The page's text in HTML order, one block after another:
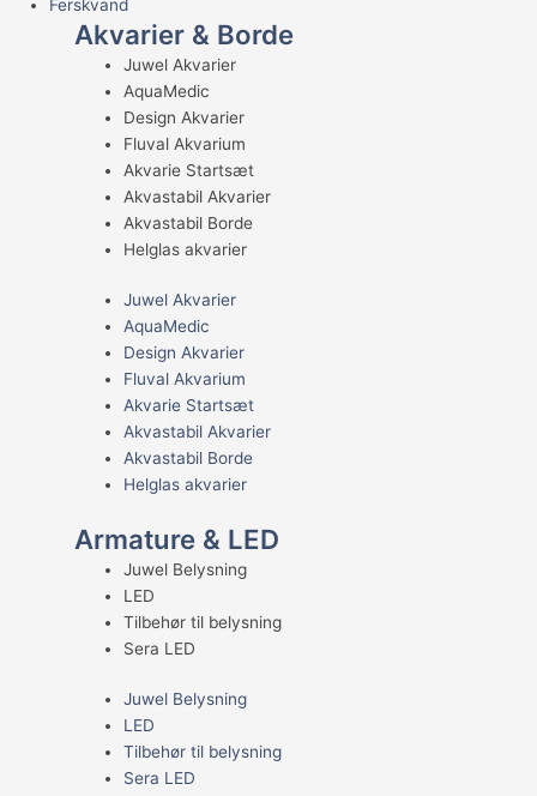
Ferskvand
Akvarier & Borde
Juwel Akvarier
AquaMedic
Design Akvarier
Fluval Akvarium
Akvarie Startsæt
Akvastabil Akvarier
Akvastabil Borde
Helglas akvarier
Juwel Akvarier
AquaMedic
Design Akvarier
Fluval Akvarium
Akvarie Startsæt
Akvastabil Akvarier
Akvastabil Borde
Helglas akvarier
Armature & LED
Juwel Belysning
LED
Tilbehør til belysning
Sera LED
Juwel Belysning
LED
Tilbehør til belysning
Sera LED